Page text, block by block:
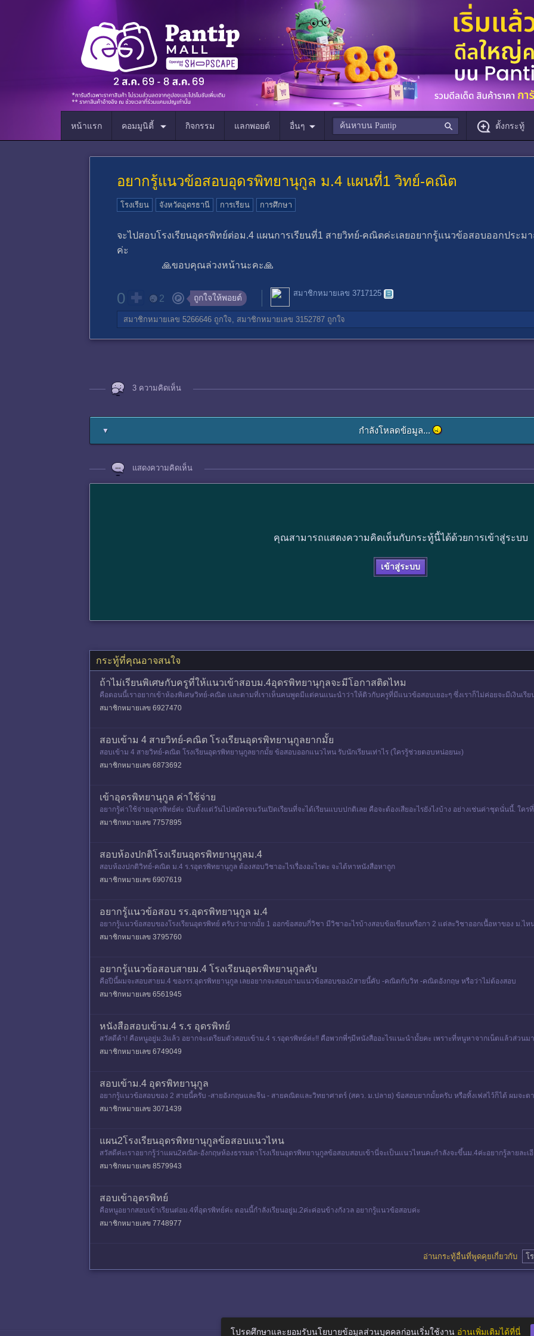
หน้าแรก คอมมูนิตี้ กิจกรรม แลกพอยต์ อื่นๆ ตั้งกระทู้
อยากรู้แนวข้อสอบอุดรพิทยานุกูล ม.4 แผนที่1 วิทย์-คณิต
โรงเรียน จังหวัดอุดรธานี การเรียน การศึกษา
จะไปสอบโรงเรียนอุดรพิทย์ต่อม.4 แผนการเรียนที่1 สายวิทย์-คณิตค่ะเลยอยากรู้แนวข้อสอบออกประ
ค่ะ
🙏ขอบคุณล่วงหน้านะคะ🙏
0 2 ถูกใจให้พอยต์ สมาชิกหมายเลข 3717125
สมาชิกหมายเลข 5266646 ถูกใจ, สมาชิกหมายเลข 3152787 ถูกใจ
3 ความคิดเห็น
▼ กำลังโหลดข้อมูล...
แสดงความคิดเห็น
คุณสามารถแสดงความคิดเห็นกับกระทู้นี้ได้ด้วยการเข้าสู่ระบบ
เข้าสู่ระบบ
กระทู้ที่คุณอาจสนใจ
ถ้าไม่เรียนพิเศษกับครูที่ให้แนวเข้าสอบม.4อุดรพิทยานุกุลจะมีโอกาสติดไหม
คือตอนนี้เราอยากเข้าห้องพิเศษวิทย์-คณิต และตามที่เราเห็นคนพูดมีแต่คนแนะนำว่าให้ติวกับครูที่มีแนวข้อสอบเยอะๆ ซึ่งเราก็ไม่ค่อยจะมีเงินเรีย
ปลุยโจทย์เอาเ
สมาชิกหมายเลข 6927470
สอบเข้าม 4 สายวิทย์-คณิต โรงเรียนอุดรพิทยานุกูลยากมั้ย
สอบเข้าม 4 สายวิทย์-คณิต โรงเรียนอุดรพิทยานุกูลยากมั้ย ข้อสอบออกแนวไหน รับนักเรียนเท่าไร (ใครรู้ช่วยตอบหน่อยนะ)
สมาชิกหมายเลข 6873692
เข้าอุดรพิทยานุกูล ค่าใช้จ่าย
อยากรู้ค่าใช้จ่ายอุดรพิทย์ค่ะ นับตั้งแต่วันไปสมัครจนวันเปิดเรียนที่จะได้เรียนแบบปกติเลย คือจะต้องเสียอะไรยังไงบ้าง อย่างเช่นค่าชุดนั่นนี้. ใคร
รีย
สมาชิกหมายเลข 7757895
สอบห้องปกติโรงเรียนอุดรพิทยานุกูลม.4
สอบห้องปกติวิทย์-คณิต ม.4 ร.รอุดรพิทยานุกูล ต้องสอบวิชาอะไรเรื่องอะไรคะ จะได้หาหนังสือหาถูก
สมาชิกหมายเลข 6907619
อยากรู้แนวข้อสอบ รร.อุดรพิทยานุกูล ม.4
อยากรู้แนวข้อสอบของโรงเรียนอุดรพิทย์ ครับว่ายากมั้ย 1 ออกข้อสอบกี่วิชา มีวิชาอะไรบ้างสอบข้อเขียนหรือกา 2 แต่ละวิชาออกเนื้อหาของ ม.
ทั้งหมดกี่คน
สมาชิกหมายเลข 3795760
อยากรู้แนวข้อสอบสายม.4 โรงเรียนอุดรพิทยานุกูลคับ
คือปีนี้ผมจะสอบสายม.4 ของรร.อุดรพิทยานุกูล เลยอยากจะสอบถามแนวข้อสอบของ2สายนี้คับ -คณิตกับวิท -คณิตอังกฤษ หรือว่าไม่ต้องสอบ
สมาชิกหมายเลข 6561945
หนังสือสอบเข้าม.4 ร.ร อุดรพิทย์
สวัสดีค้า! คือหนูอยู่ม.3แล้ว อยากจะเตรียมตัวสอบเข้าม.4 ร.รอุดรพิทย์ค่ะ!! คือพวกพี่ๆมีหนังสืออะไรแนะนำมั้ยคะ เพราะที่หนูหาจากเน็ตแล้วส่วน
าเเล้วม
สมาชิกหมายเลข 6749049
สอบเข้าม.4 อุดรพิทยานุกูล
อยากรู้แนวข้อสอบของ 2 สายนี้ครับ -สายอังกฤษและจีน - สายคณิตและวิทยาศาตร์ (สคว. ม.ปลาย) ข้อสอบยากมั้ยครับ หรือทิ้งเฟสไว้ก็ได้ ผมจะ
เอกสารอะไรบ้าง
สมาชิกหมายเลข 3071439
แผน2โรงเรียนอุดรพิทยานุกูลข้อสอบแนวไหน
สวัสดีค่ะเราอยากรู้ว่าแผน2คณิต-อังกฤษห้องธรรมดาโรงเรียนอุดรพิทยานุกูลข้อสอบสอบเข้านี่จะเป็นแนวไหนคะกำลังจะขึ้นม.4ค่ะอยากรู้ลายละเ
ยดเลยนะคะะะ🥹🙏🏻*เข้าย
สมาชิกหมายเลข 8579943
สอบเข้าอุดรพิทย์
คือหนูอยากสอบเข้าเรียนต่อม.4ที่อุดรพิทย์ค่ะ ตอนนี้กำลังเรียนอยู่ม.2ค่ะค่อนข้างกังวล อยากรู้แนวข้อสอบค่ะ
สมาชิกหมายเลข 7748977
อ่านกระทู้อื่นที่พูดคุยเกี่ยวกับ โ
โปรดศึกษาและยอมรับนโยบายข้อมูลส่วนบุคคลก่อนเริ่มใช้งาน อ่านเพิ่มเติมได้ที่นี่